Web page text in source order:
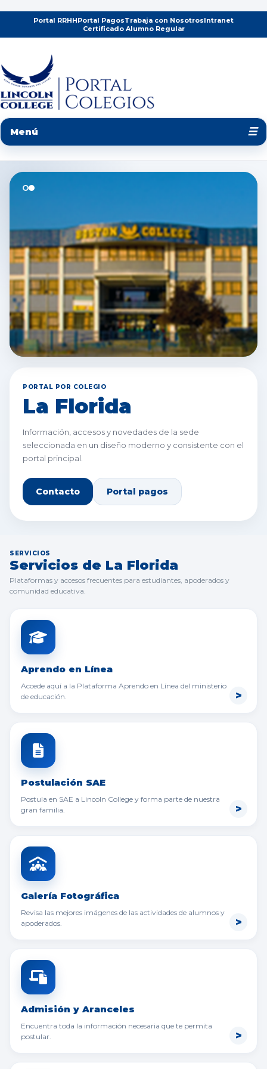
Portal RRHHPortal PagosTrabaja con NosotrosIntranet
Certificado Alumno Regular
Menú ☰
PORTAL POR COLEGIO
La Florida
Información, accesos y novedades de la sede
seleccionada en un diseño moderno y consistente con el
portal principal.
Contacto Portal pagos
Lincoln College La
Florida
SERVICIOS
Servicios de La Florida
Plataformas y accesos frecuentes para estudiantes, apoderados y
comunidad educativa.
Aprendo en Línea
Accede aquí a la Plataforma Aprendo en Línea del ministerio
de educación.
Postulación SAE
Postula en SAE a Lincoln College y forma parte de nuestra
gran familia.
Galería Fotográfica
Revisa las mejores imágenes de las actividades de alumnos y
apoderados.
Admisión y Aranceles
Encuentra toda la información necesaria que te permita
postular.